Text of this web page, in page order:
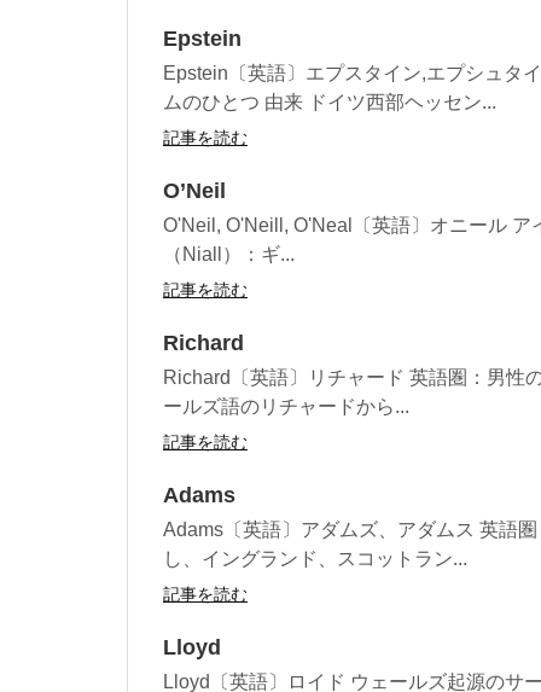
Epstein
Epstein〔英語〕エプスタイン,エプシュタ
ムのひとつ 由来 ドイツ西部ヘッセン...
記事を読む
O’Neil
O'Neil, O'Neill, O'Neal〔英語〕オニール
（Niall）：ギ...
記事を読む
Richard
Richard〔英語〕リチャード 英語圏：男
ールズ語のリチャードから...
記事を読む
Adams
Adams〔英語〕アダムズ、アダムス 英語
し、イングランド、スコットラン...
記事を読む
Lloyd
Lloyd〔英語〕ロイド ウェールズ起源のサ